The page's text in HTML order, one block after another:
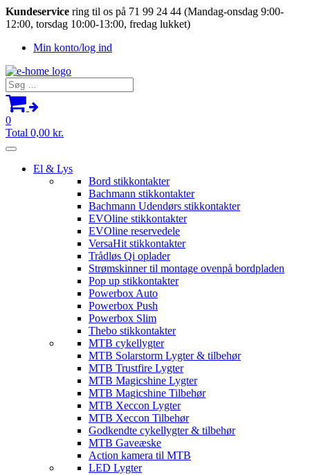
Kundeservice ring til os på 71 99 24 44 (Mandag-onsdag 9:00-
12:00, torsdag 10:00-13:00, fredag lukket)
Min konto/log ind
Søg
efter:
0
Total 0,00 kr.
El & Lys
Bord stikkontakter
Bachmann stikkontakter
Bachmann Udendørs stikkontakter
EVOline stikkontakter
EVOline reservedele
VersaHit stikkontakter
Trådløs Qi oplader
Strømskinner til montage ovenpå bordpladen
Pop up stikkontakter
Powerbox Auto
Powerbox Push
Powerbox Slim
Thebo stikkontakter
MTB cykellygter
MTB Solarstorm Lygter & tilbehør
MTB Trustfire Lygter
MTB Magicshine Lygter
MTB Magicshine Tilbehør
MTB Xeccon Lygter
MTB Xeccon Tilbehør
Godkendte cykellygter & tilbehør
MTB Gaveæske
Action kamera til MTB
LED Lygter